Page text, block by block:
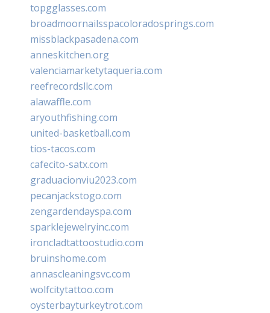
topgglasses.com
broadmoornailsspacoloradosprings.com
missblackpasadena.com
anneskitchen.org
valenciamarketytaqueria.com
reefrecordsllc.com
alawaffle.com
aryouthfishing.com
united-basketball.com
tios-tacos.com
cafecito-satx.com
graduacionviu2023.com
pecanjackstogo.com
zengardendayspa.com
sparklejewelryinc.com
ironcladtattoostudio.com
bruinshome.com
annascleaningsvc.com
wolfcitytattoo.com
oysterbayturkeytrot.com